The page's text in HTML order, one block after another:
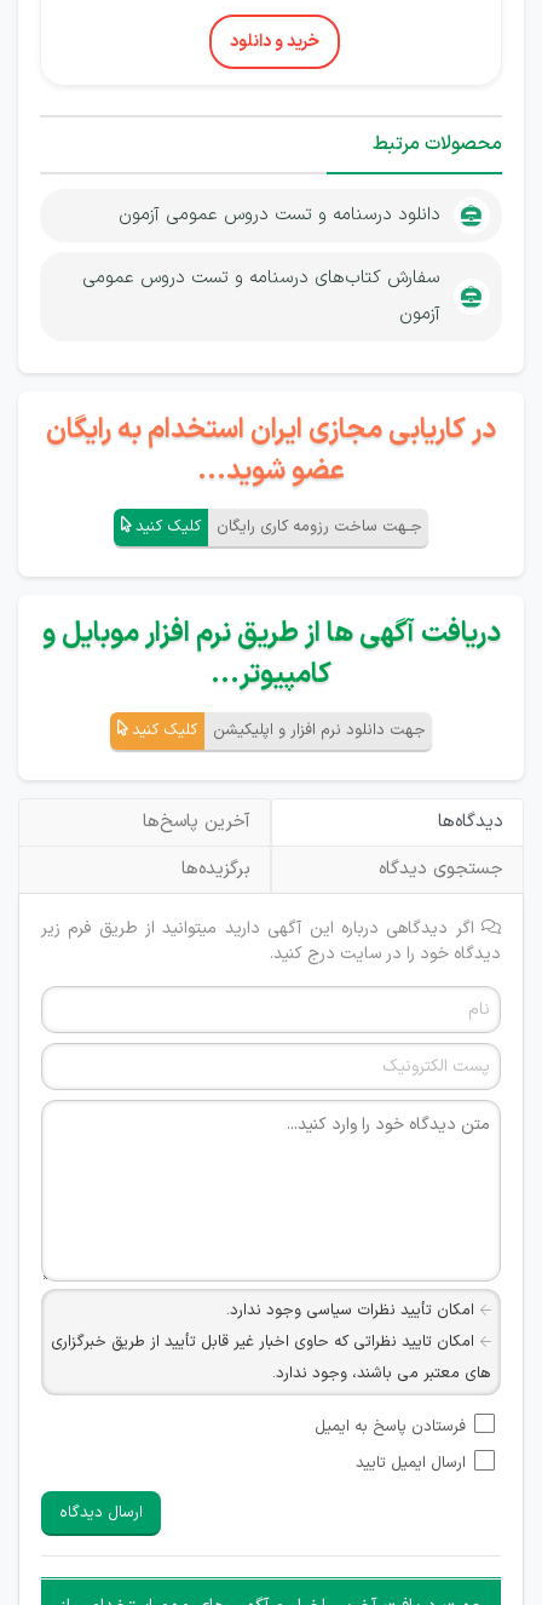
خرید و دانلود
محصولات مرتبط
دانلود درسنامه و تست دروس عمومی آزمون
سفارش کتاب‌های درسنامه و تست دروس عمومی
آزمون
در کاریابی مجازی ایران استخدام به رایگان
عضو شوید...
جـهت ساخت رزومه کاری رایگان کلیک کنید
دریافت آگهی ها از طریق نرم افزار موبایل و
کامپیوتر...
جهت دانلود نرم افزار و اپلیکیشن کلیک کنید
دیدگاه‌ها
آخرین پاسخ‌ها
جستجوی دیدگاه
برگزیده‌ها
اگر دیدگاهی درباره این آگهی دارید میتوانید از طریق فرم زیر
دیدگاه خود را در سایت درج کنید.
امکان تأیید نظرات سیاسی وجود ندارد.
امکان تایید نظراتی که حاوی اخبار غیر قابل تأیید از طریق خبرگزاری
های معتبر می باشند، وجود ندارد.
شبکه های مجازی ارتباطی می باشند وجود ندارد.
امکان تأیید نظرات کاربرانی که به هر طریقی قصد مأیوس کردن
هرگونه تحریک، تحقیر و کنایه به سایر افراد (مسئول و غیر مسئول)
غیر مجاز می باشد.
امکان هماهنگی برای هرگونه ملاقات حضوری چه به صورت دسته
فرستادن پاسخ به ایمیل
ارسال ایمیل تایید
ارسال دیدگاه